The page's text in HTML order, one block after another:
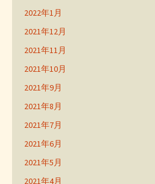
2022年1月
2021年12月
2021年11月
2021年10月
2021年9月
2021年8月
2021年7月
2021年6月
2021年5月
2021年4月